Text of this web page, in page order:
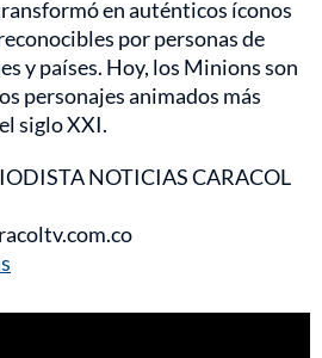
en auténticos íconos
por personas de
y países. Hoy, los Minions son
personajes animados más
siglo XXI.
NOTICIAS CARACOL